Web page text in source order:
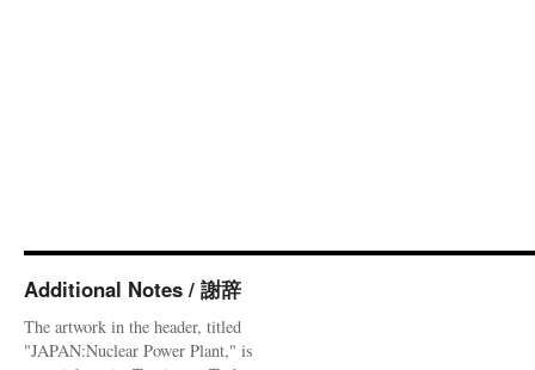
Additional Notes / 謝辞
The artwork in the header, titled
"JAPAN:Nuclear Power Plant," is